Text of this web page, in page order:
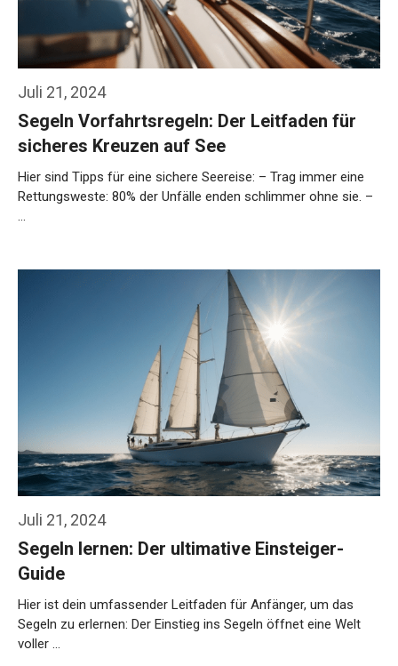
Juli 21, 2024
Segeln Vorfahrtsregeln: Der Leitfaden für
sicheres Kreuzen auf See
Hier sind Tipps für eine sichere Seereise: – Trag immer eine
Rettungsweste: 80% der Unfälle enden schlimmer ohne sie. –
…
Juli 21, 2024
Segeln lernen: Der ultimative Einsteiger-
Guide
Hier ist dein umfassender Leitfaden für Anfänger, um das
Segeln zu erlernen: Der Einstieg ins Segeln öffnet eine Welt
voller …